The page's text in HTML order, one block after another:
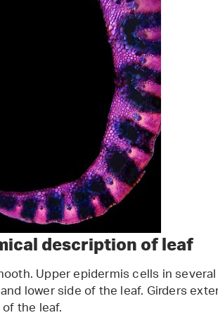
description of leaf
Upper epidermis cells in
lower side of the leaf. Girders
the leaf.